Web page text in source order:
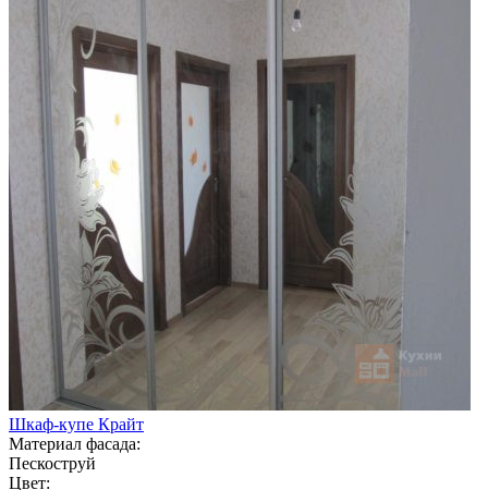
Шкаф-купе Крайт
Материал фасада:
Пескоструй
Цвет: